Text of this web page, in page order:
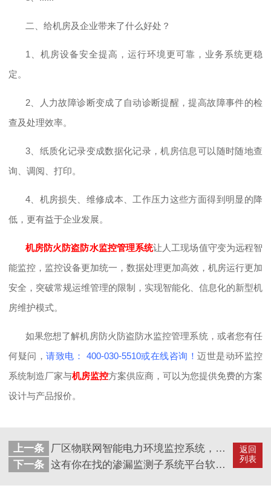
二、给机房及企业带来了什么好处？
1、机房设备安全提高，运行环境更可靠，业务系统更稳
定。
2、人力故障诊断变成了自动诊断提醒，提高故障事件的检
查及处理效率。
3、纸质化记录变成数据化记录，机房信息可以随时随地查
询、调阅、打印。
4、机房损失、维修成本、工作压力这些方面得到明显的降
低，更有益于企业发展。
机房防火防盗防水监控管理系统让人工现场值守变为远程智
能监控，监控设备更加统一，数据处理更加高效，机房运行更加
安全，突破常规运维管理的限制，实现智能化、信息化的新型机
房维护模式。
如果您想了解机房防火防盗防水监控管理系统，或者您有任
何疑问， 请致电： 400-030-5510或在线咨询！ 迈世是动环监控
系统制造厂家与机房监控方案供应商，可以为您提供免费的方案
设计与产品报价。
返回
列表
上一条
厂区物联网智能电力环境监控系统，促进科学化管理
下一条 这有你在找的渗漏监测子系统平台软件！